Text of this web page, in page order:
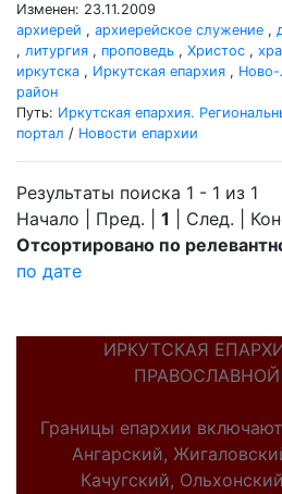
Изменен: 23.11.2009
архиерей , архиерейское служение ,
, литургия , проповедь , Христос ,
иркутска , Иркутская епархия , Ново-
район
Путь: Иркутская епархия.
портал / Новости епархии
Результаты поиска 1 - 1 из 1
Начало | Пред. | 1 | След. |
Отсортировано по
по дате
ИРКУТСКАЯ
Границы епархии
Ангарский,
Качугский,